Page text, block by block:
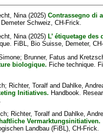
Nina(2025)Contrassegno di
Schweiz, CH-Frick.
Nina(2025) L’ étiquetage
FiBL, Bio Suisse, Demeter,
; Brunner, Fatus and
biologique. Fiche technique.
; Richter, Toralf and Dahlke,
Initiatives. Handbook.
; Richter, Toralf and Dahlke,
Vermarktungsinitiativen.
Landbau (FiBL), CH-Frick.